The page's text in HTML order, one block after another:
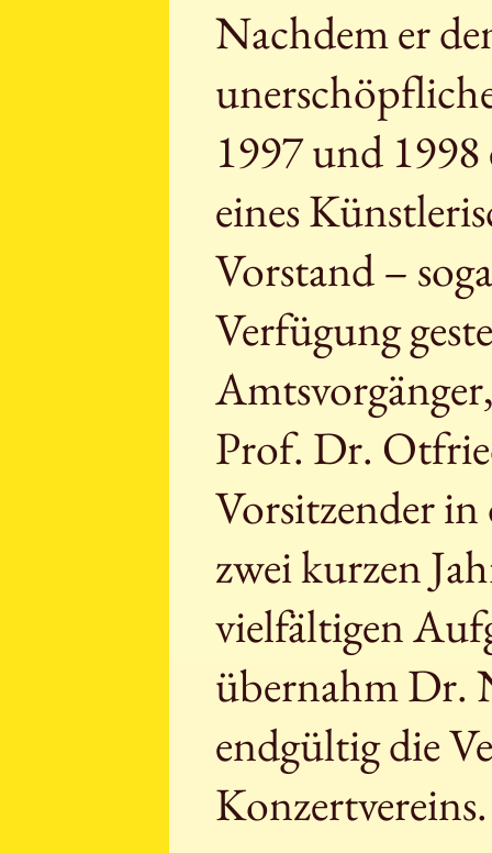
Nachdem er
1997 und
eines
Vorstand –
Verfügung
Prof. Dr.
Vorsitzender
zwei kurzen
vielfältigen
übernahm Dr.
endgültig die
Konzertvereins.